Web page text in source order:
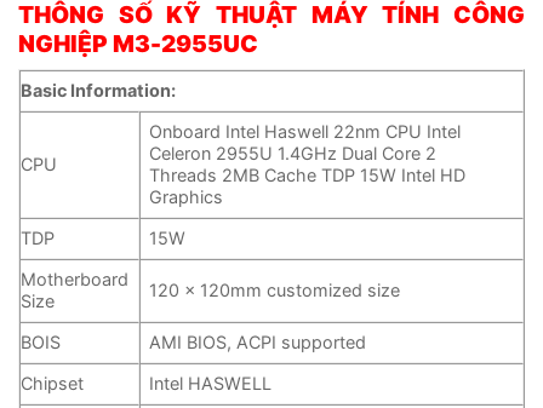
THÔNG SỐ KỸ THUẬT MÁY TÍNH CÔNG
NGHIỆP M3-2955UC
Basic Information:
CPU
Onboard Intel Haswell 22nm CPU Intel
Celeron 2955U 1.4GHz Dual Core 2
Threads 2MB Cache TDP 15W Intel HD
Graphics
TDP
15W
Motherboard
Size
120 x 120mm customized size
BOIS
AMI BIOS, ACPI supported
Chipset
Intel HASWELL